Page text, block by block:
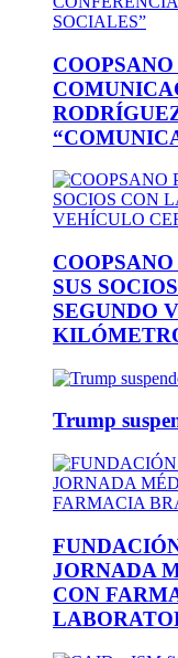
SUS
SEGUNDO
Trump
JORNADA
CON